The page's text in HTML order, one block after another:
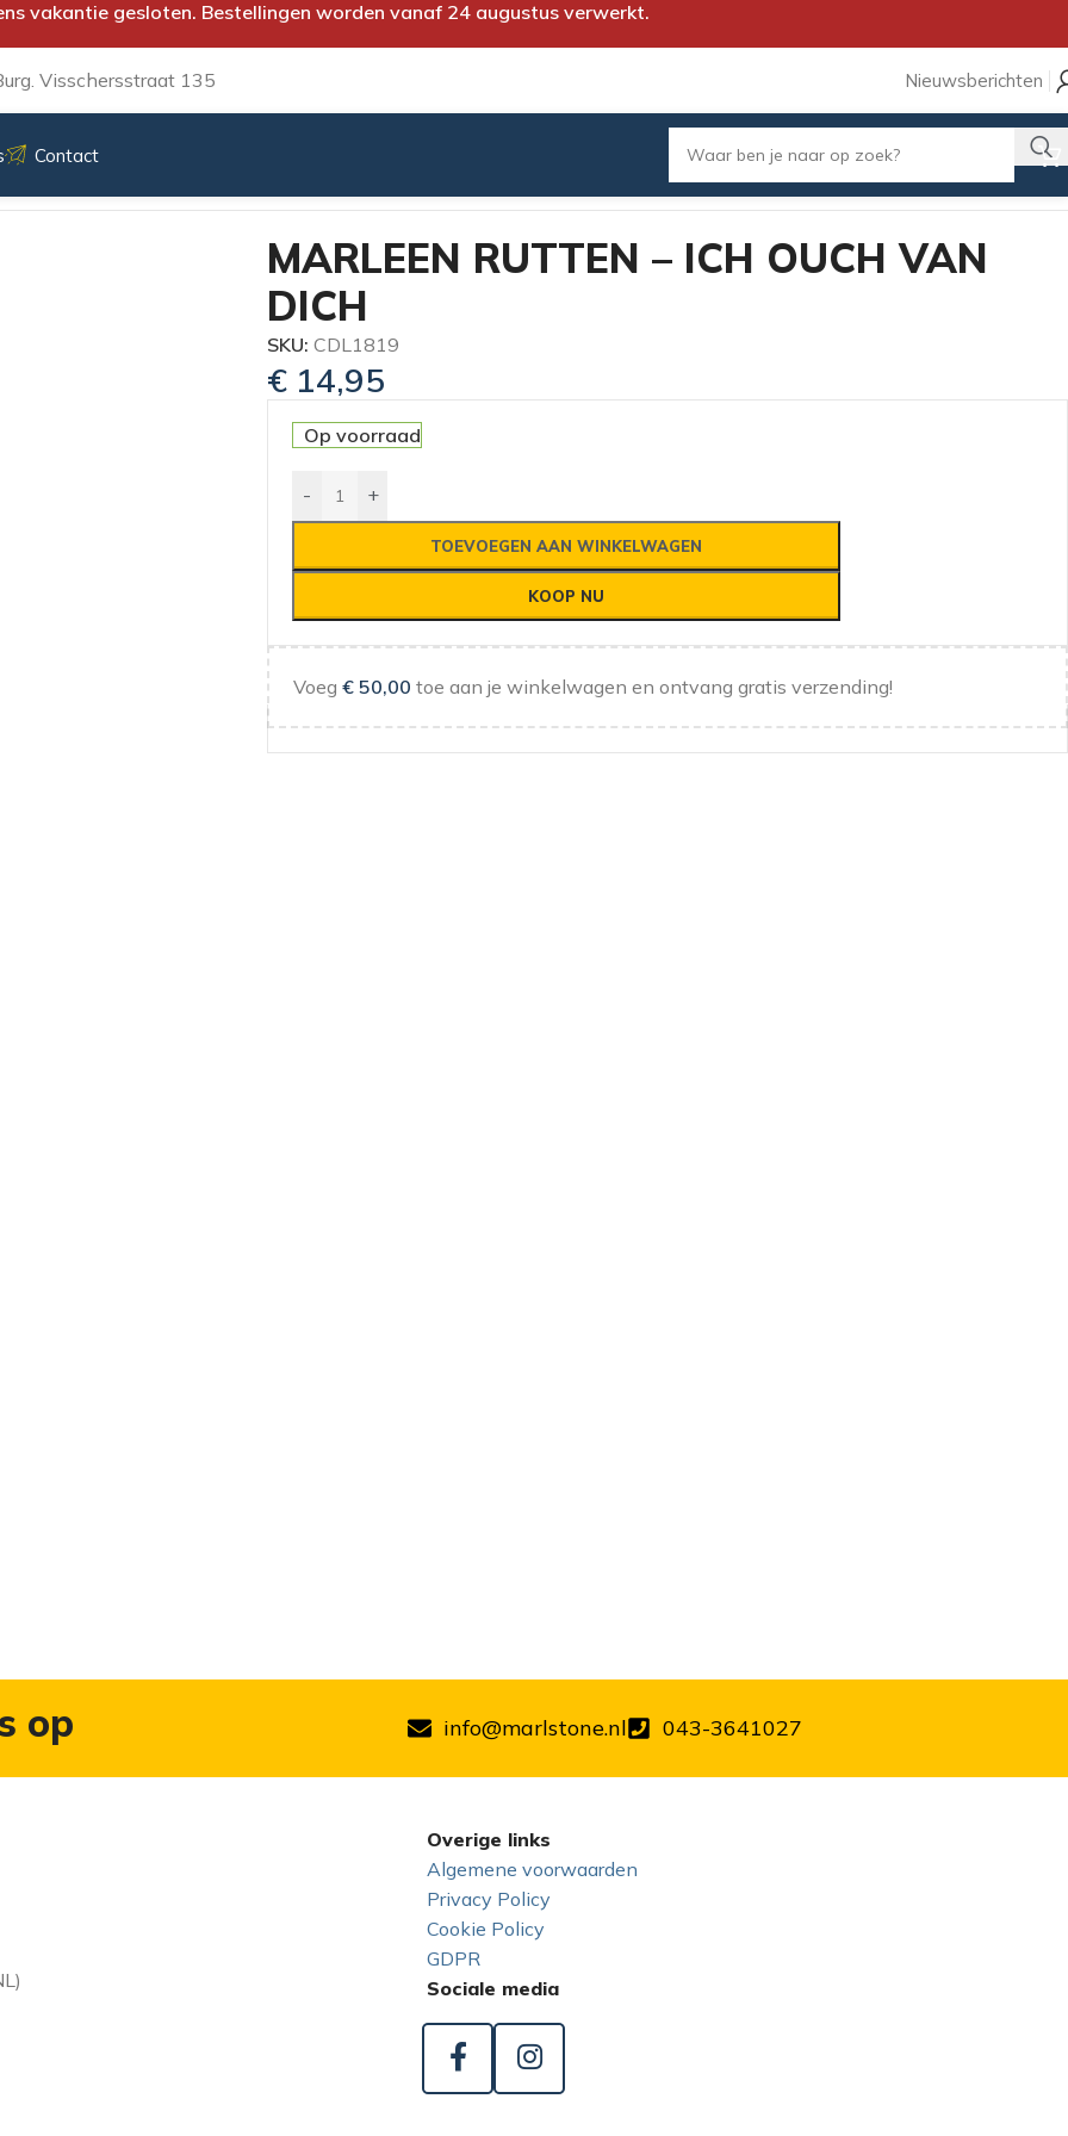
vakantie gesloten. Bestellingen worden vanaf 24 augustus verwerkt.
Visschersstraat 135 Nieuwsberichten
Contact
MARLEEN RUTTEN – ICH OUCH VAN
DICH
SKU: CDL1819
€ 14,95
Op voorraad
- +
TOEVOEGEN AAN WINKELWAGEN
KOOP NU
Voeg € 50,00 toe aan je winkelwagen en ontvang gratis verzending!
op info@marlstone.nl 043-3641027
Overige links
Algemene voorwaarden
Privacy Policy
Cookie Policy
GDPR
Sociale media